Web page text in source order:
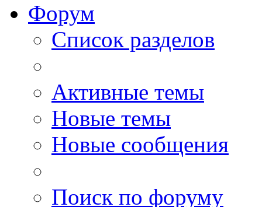
Форум
Список разделов
Активные темы
Новые темы
Новые сообщения
Поиск по форуму